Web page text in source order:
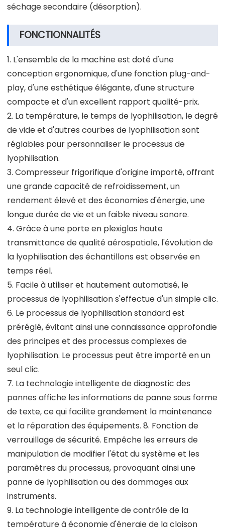
séchage secondaire (désorption).
FONCTIONNALITÉS
1. L'ensemble de la machine est doté d'une
conception ergonomique, d'une fonction plug-and-
play, d'une esthétique élégante, d'une structure
compacte et d'un excellent rapport qualité-prix.
2. La température, le temps de lyophilisation, le degré
de vide et d'autres courbes de lyophilisation sont
réglables pour personnaliser le processus de
lyophilisation.
3. Compresseur frigorifique d'origine importé, offrant
une grande capacité de refroidissement, un
rendement élevé et des économies d'énergie, une
longue durée de vie et un faible niveau sonore.
4. Grâce à une porte en plexiglas haute
transmittance de qualité aérospatiale, l'évolution de
la lyophilisation des échantillons est observée en
temps réel.
5. Facile à utiliser et hautement automatisé, le
processus de lyophilisation s'effectue d'un simple clic.
6. Le processus de lyophilisation standard est
préréglé, évitant ainsi une connaissance approfondie
des principes et des processus complexes de
lyophilisation. Le processus peut être importé en un
seul clic.
7. La technologie intelligente de diagnostic des
pannes affiche les informations de panne sous forme
de texte, ce qui facilite grandement la maintenance
et la réparation des équipements. 8. Fonction de
verrouillage de sécurité. Empêche les erreurs de
manipulation de modifier l'état du système et les
paramètres du processus, provoquant ainsi une
panne de lyophilisation ou des dommages aux
instruments.
9. La technologie intelligente de contrôle de la
température à économie d'énergie de la cloison